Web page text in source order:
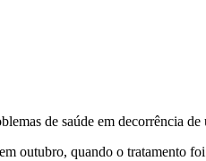
de saúde em decorrência
outubro, quando o tratamento